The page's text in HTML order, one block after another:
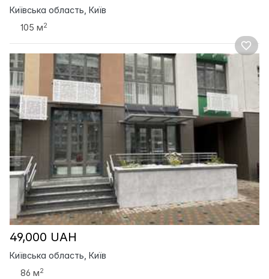
Київська область, Київ
105 м2
49,000 UAH
Київська область, Київ
86 м2